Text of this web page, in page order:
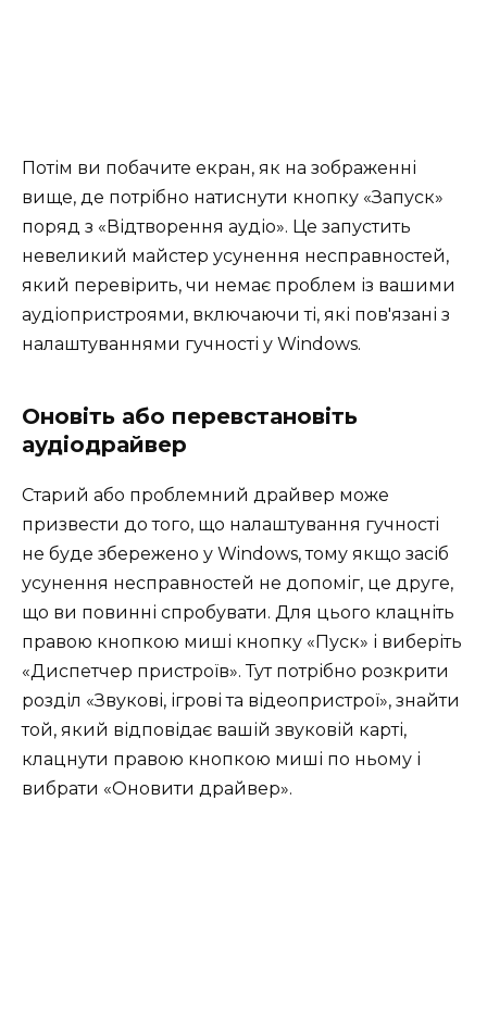
Потім ви побачите екран, як на зображенні
вище, де потрібно натиснути кнопку «Запуск»
поряд з «Відтворення аудіо». Це запустить
невеликий майстер усунення несправностей,
який перевірить, чи немає проблем із вашими
аудіопристроями, включаючи ті, які пов'язані з
налаштуваннями гучності у Windows.
Оновіть або перевстановіть
аудіодрайвер
Старий або проблемний драйвер може
призвести до того, що налаштування гучності
не буде збережено у Windows, тому якщо засіб
усунення несправностей не допоміг, це друге,
що ви повинні спробувати. Для цього клацніть
правою кнопкою миші кнопку «Пуск» і виберіть
«Диспетчер пристроїв». Тут потрібно розкрити
розділ «Звукові, ігрові та відеопристрої», знайти
той, який відповідає вашій звуковій карті,
клацнути правою кнопкою миші по ньому і
вибрати «Оновити драйвер».